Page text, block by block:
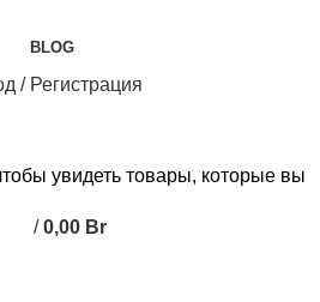
BLOG
/ Регистрация
элемент
/ 0,00 Br
увидеть товары, которые вы